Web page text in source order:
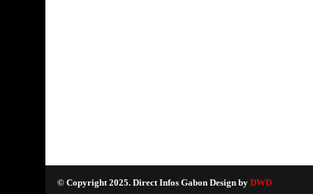
© Copyright 2025. Direct Infos Gabon Design by DWD